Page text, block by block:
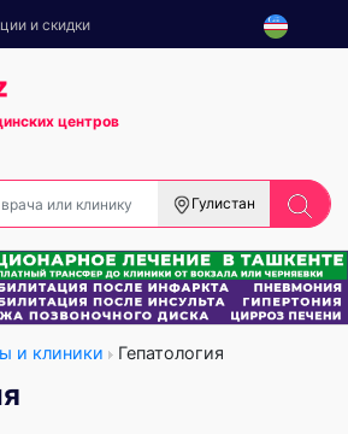
и скидки
центров
Гулистан
и клиники Гепатология